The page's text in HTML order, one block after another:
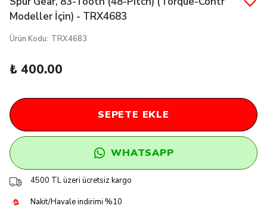
Modeller İçin) - TRX4683
Ürün Kodu: TRX4683
₺ 400.00
SEPETE EKLE
WHATSAPP
4500 TL üzeri ücretsiz kargo
Nakit/Havale indirimi %10